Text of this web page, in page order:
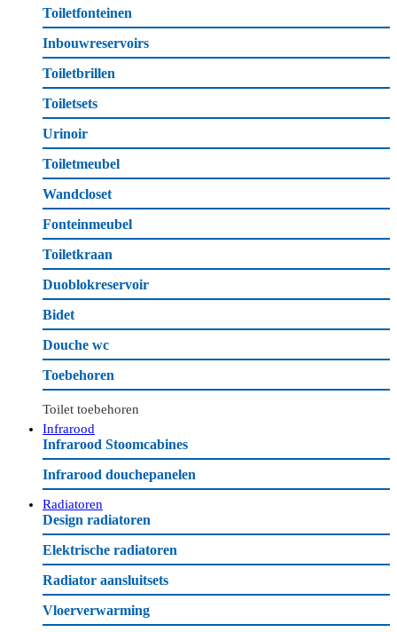
Toiletfonteinen
Inbouwreservoirs
Toiletbrillen
Toiletsets
Urinoir
Toiletmeubel
Wandcloset
Fonteinmeubel
Toiletkraan
Duoblokreservoir
Bidet
Douche wc
Toebehoren
Toilet toebehoren
Infrarood
Infrarood Stoomcabines
Infrarood douchepanelen
Radiatoren
Design radiatoren
Elektrische radiatoren
Radiator aansluitsets
Vloerverwarming